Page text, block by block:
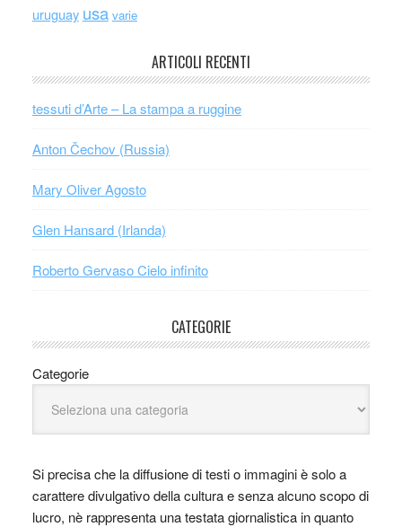
uruguay usa varie
ARTICOLI RECENTI
tessuti d’Arte – La stampa a ruggine
Anton Čechov (Russia)
Mary Oliver Agosto
Glen Hansard (Irlanda)
Roberto Gervaso Cielo infinito
CATEGORIE
Categorie
Si precisa che la diffusione di testi o immagini è solo a
carattere divulgativo della cultura e senza alcuno scopo di
lucro, nè rappresenta una testata giornalistica in quanto